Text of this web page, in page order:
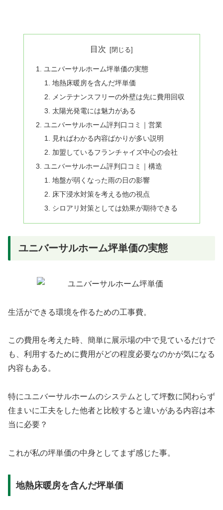
目次
ユニバーサルホーム坪単価の実態
地熱床暖房を含んだ坪単価
メンテナンスフリーの外壁は先に費用回収
太陽光発電には魅力がある
ユニバーサルホーム評判口コミ｜営業
見ればわかる内容ばかりが多い説明
加盟しているフランチャイズ中心の会社
ユニバーサルホーム評判口コミ｜構造
地盤が弱くなった雨の日の影響
床下浸水対策を考える他の視点
シロアリ対策としては効果が期待できる
ユニバーサルホーム坪単価の実態
生活ができる環境を作るための工事費。
この費用を考えた時、簡単に展示場の中で見ているだけで
も、利用するために費用がどの程度必要なのかが気になる
内容もある。
特にユニバーサルホームのシステムとして坪数に関わらず
住まいに工夫をした他者と比較すると違いがある内容は本
当に必要？
これが私の坪単価の中身としてまず感じた事。
地熱床暖房を含んだ坪単価